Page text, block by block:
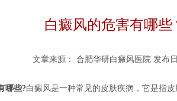
白癜风的危害有哪些
文章来源： 合肥华研白癜风医院 发布
哪些?白癜风是一种常见的皮肤疾病，它是指